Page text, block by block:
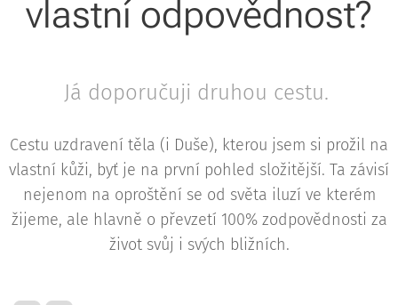
vlastní odpovědnost?
Já doporučuji druhou cestu.
Cestu uzdravení těla (i Duše), kterou jsem si prožil na
vlastní kůži, byť je na první pohled složitější. Ta závisí
nejenom na oproštění se od světa iluzí ve kterém
žijeme, ale hlavně o převzetí 100% zodpovědnosti za
život svůj i svých bližních.